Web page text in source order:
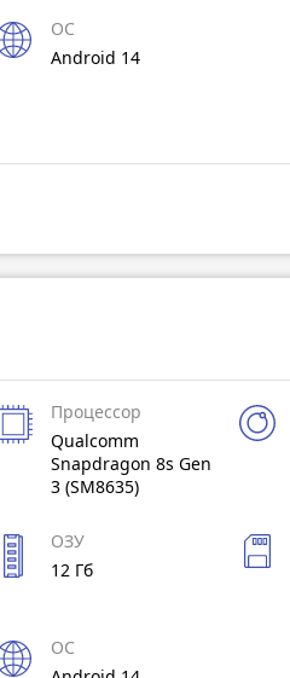
ОС
Android 14
Процессор
Qualcomm
Snapdragon 8s Gen
3 (SM8635)
ОЗУ
12 Гб
ОС